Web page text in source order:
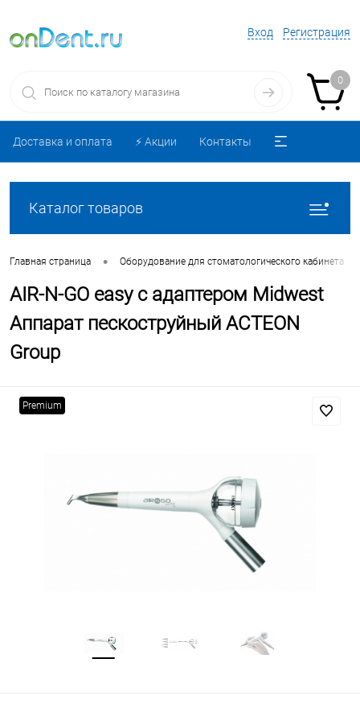
Вход Регистрация
0
Доставка и оплата ⚡️ Акции Контакты
Каталог товаров
Главная страница • Оборудование для стоматологического кабинета
AIR-N-GO easy с адаптером Midwest
Аппарат пескоструйный ACTEON
Group
Premium